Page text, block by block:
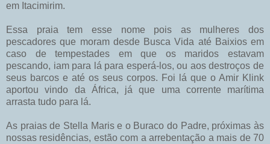
em Itacimirim.
Essa praia tem esse nome pois as mulheres dos
pescadores que moram desde Busca Vida até Baixios em
caso de tempestades em que os maridos estavam
pescando, iam para lá para esperá-los, ou aos destroços de
seus barcos e até os seus corpos. Foi lá que o Amir Klink
aportou vindo da África, já que uma corrente marítima
arrasta tudo para lá.
As praias de Stella Marise o Buraco do Padre, próximas às
nossas residências, estão com a arrebentação a mais de 70